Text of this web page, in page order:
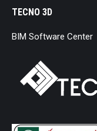
TECNO 3D
BIM Software Center